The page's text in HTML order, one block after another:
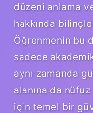
düzeni anlama
hakkında
Öğrenmenin bu
sadece
aynı zamanda
alanına da
için temel bir